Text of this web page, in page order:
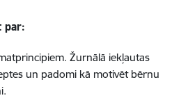
par:
Žurnālā iekļautas
un padomi kā motivēt bērnu